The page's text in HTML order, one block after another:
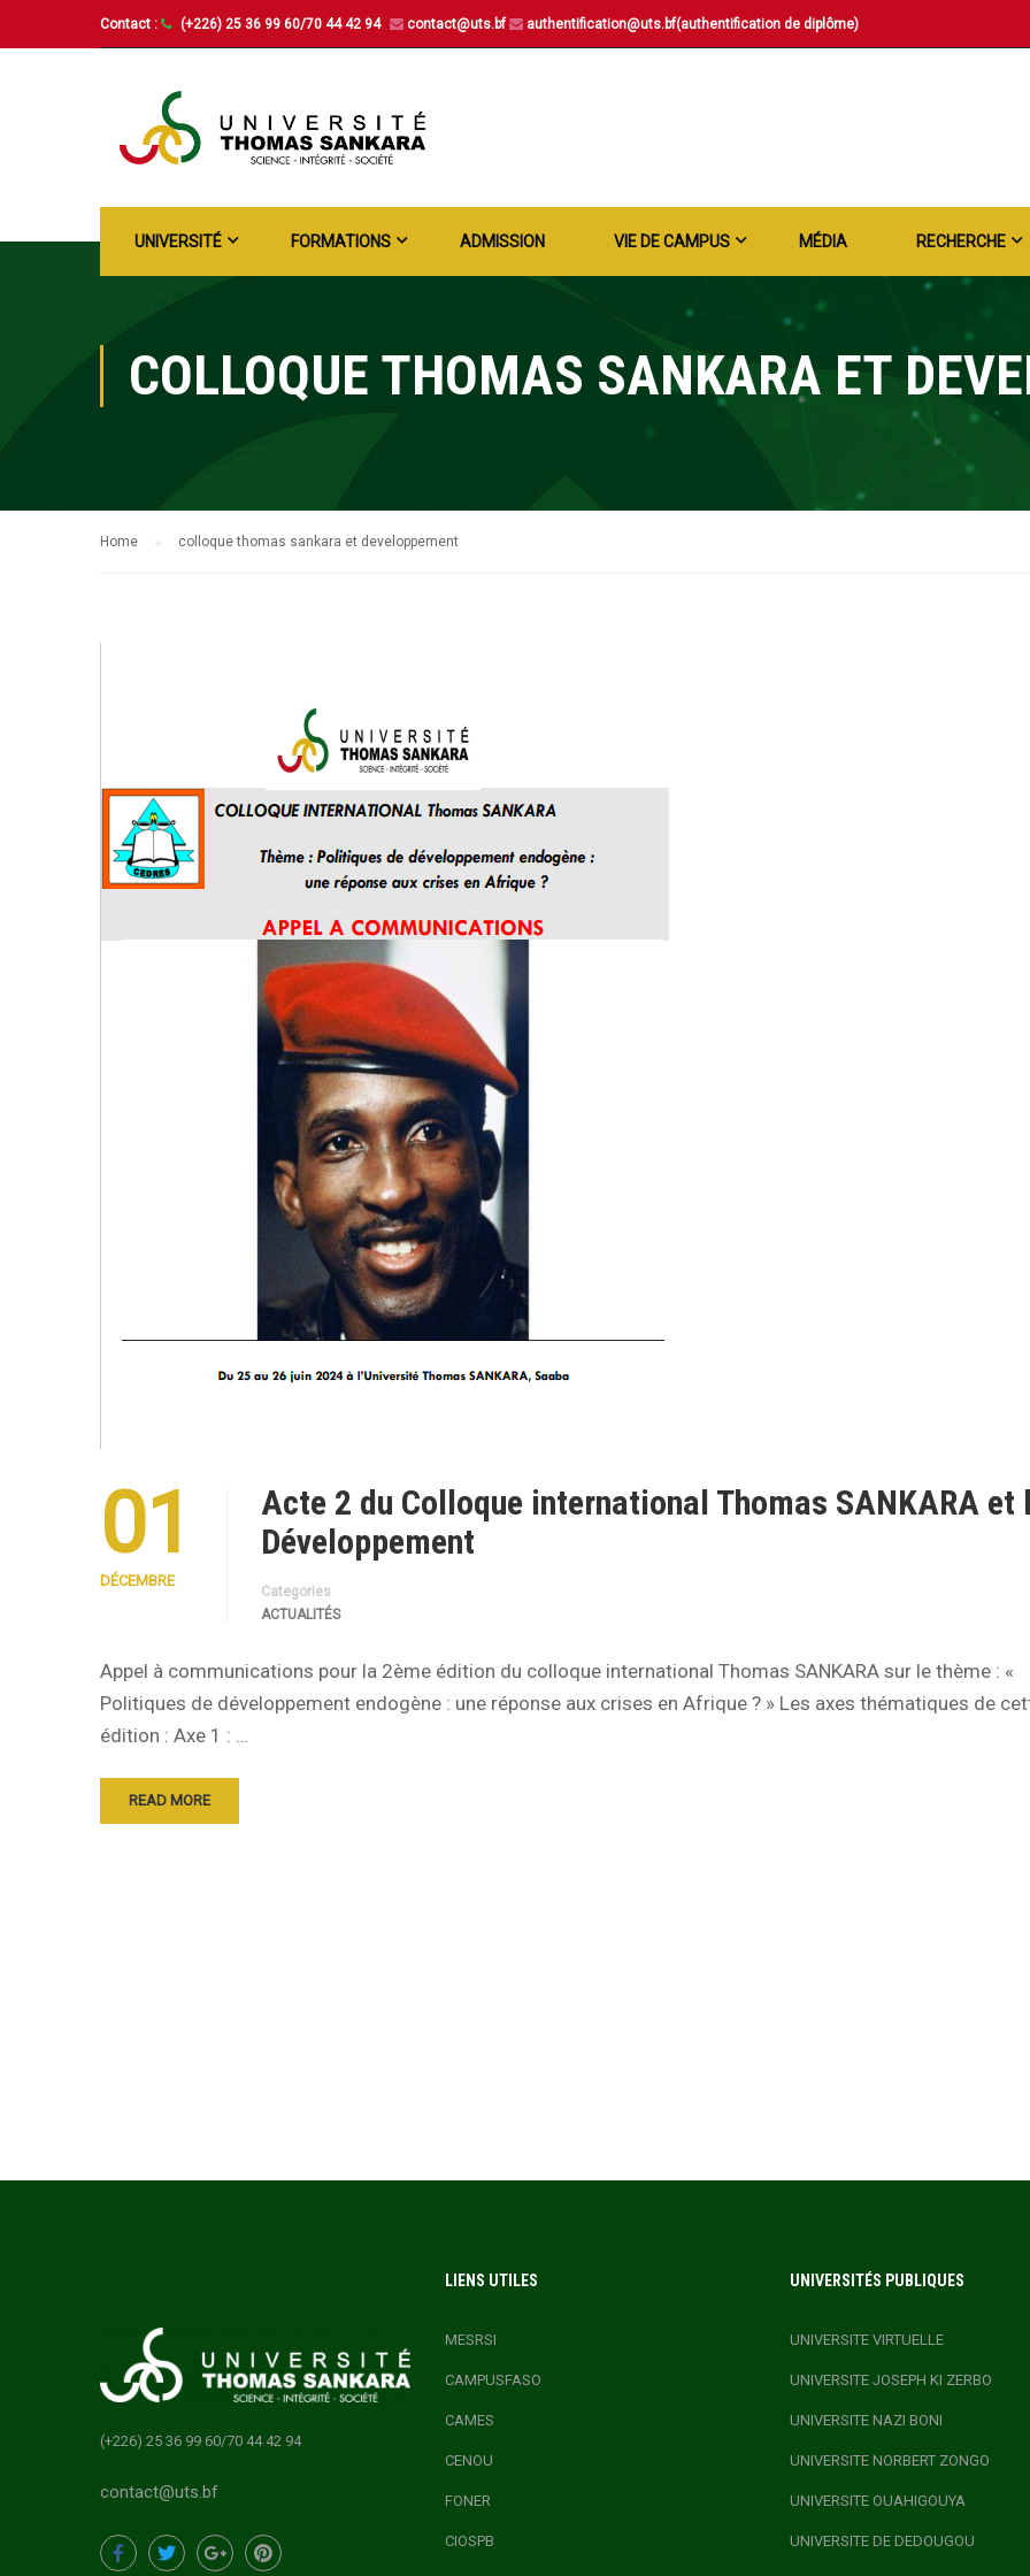
Contact : (+226) 25 36 99 60/70 44 42 94 contact@uts.bf authentification@uts.bf(authentification de diplôme)
UNIVERSITÉ FORMATIONS ADMISSION VIE DE CAMPUS MÉDIA RECHERCHE
COLLOQUE THOMAS SANKARA ET
Home colloque thomas sankara et developpement
01
DÉCEMBRE
Acte 2 du Colloque international Thomas SANKARA et
Développement
Categories
ACTUALITÉS
Appel à communications pour la 2ème édition du colloque international Thomas SANKARA sur le thème : «
Politiques de développement endogène : une réponse aux crises en Afrique ? » Les axes thématiques de
édition : Axe 1 : …
READ MORE
(+226) 25 36 99 60/70 44 42 94
contact@uts.bf
LIENS UTILES
MESRSI
CAMPUSFASO
CAMES
CENOU
FONER
CIOSPB
UNIVERSITÉS PUBLIQUES
UNIVERSITE VIRTUELLE
UNIVERSITE JOSEPH KI ZERBO
UNIVERSITE NAZI BONI
UNIVERSITE NORBERT ZONGO
UNIVERSITE OUAHIGOUYA
UNIVERSITE DE DEDOUGOU